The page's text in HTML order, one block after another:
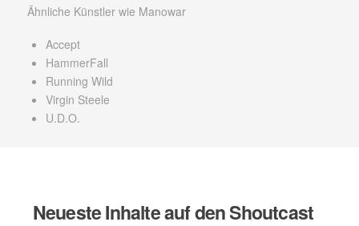
Ähnliche Künstler wie Manowar
Accept
HammerFall
Running Wild
Virgin Steele
U.D.O.
Neueste Inhalte auf den Shoutcast